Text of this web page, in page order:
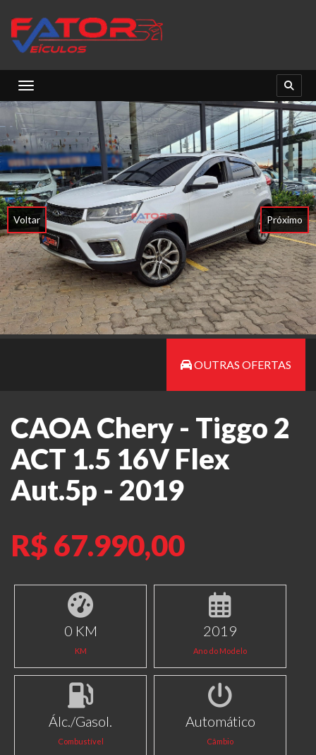
Toggle navigation
Voltar Próximo
OUTRAS OFERTAS
CAOA Chery - Tiggo 2
ACT 1.5 16V Flex
Aut.5p - 2019
R$ 67.990,00
0 KM
KM
2019
Ano do Modelo
Álc./Gasol.
Combustível
Automático
Câmbio